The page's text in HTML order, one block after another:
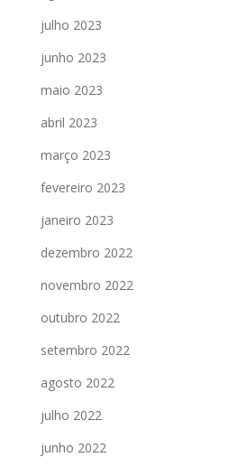
julho 2023
junho 2023
maio 2023
abril 2023
março 2023
fevereiro 2023
janeiro 2023
dezembro 2022
novembro 2022
outubro 2022
setembro 2022
agosto 2022
julho 2022
junho 2022